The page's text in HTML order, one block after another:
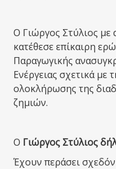
Ο Γιώργος Στύλιος
κατέθεσε επίκαιρη
Παραγωγικής
Ενέργειας σχετικά με
ολοκλήρωσης της
ζημιών.
Ο Γιώργος Στύλιος
Έχουν περάσει